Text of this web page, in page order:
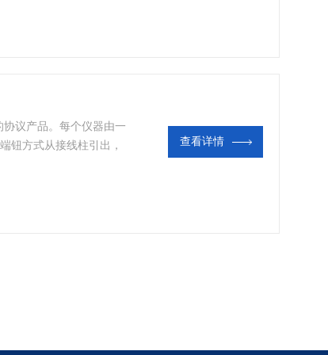
出端的统一信号。
议产品。每个仪器由一
钮方式从接线柱引出，
查看详情